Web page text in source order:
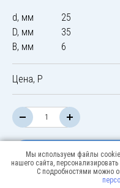
d, мм
25
D, мм
35
B, мм
6
Цена, Р
Мы используем файлы
нашего сайта,
С подробностями можно